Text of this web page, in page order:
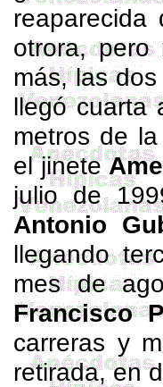
otrora, pero
más, las
llegó
metros de la
el jinete
julio de
Antonio
llegando
mes de
Francisco
carreras y
retirada, en